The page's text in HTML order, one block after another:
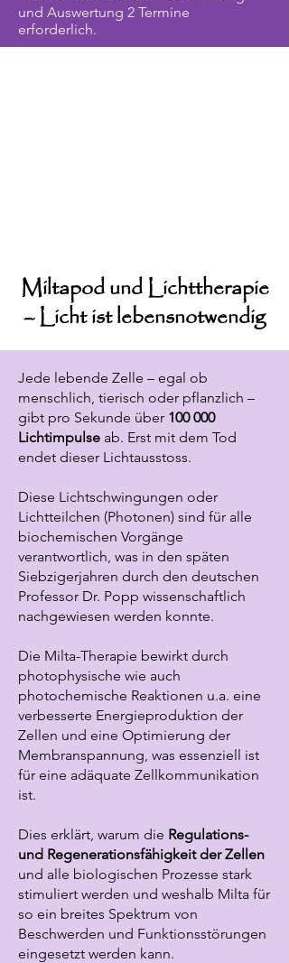
und Auswertung 2 Termine
erforderlich.
Miltapod und Lichttherapie
– Licht ist lebensnotwendig
Jede lebende Zelle – egal ob
menschlich, tierisch oder pflanzlich –
gibt pro Sekunde über 100 000
Lichtimpulse ab. Erst mit dem Tod
endet dieser Lichtausstoss.
Diese Lichtschwingungen oder
Lichtteilchen (Photonen) sind für alle
biochemischen Vorgänge
verantwortlich, was in den späten
Siebzigerjahren durch den deutschen
Professor Dr. Popp wissenschaftlich
nachgewiesen werden konnte.
Die Milta-Therapie bewirkt durch
photophysische wie auch
photochemische Reaktionen u.a. eine
verbesserte Energieproduktion der
Zellen und eine Optimierung der
Membranspannung, was essenziell ist
für eine adäquate Zellkommunikation
ist.
Dies erklärt, warum die Regulations-
und Regenerationsfähigkeit der Zellen
und alle biologischen Prozesse stark
stimuliert werden und weshalb Milta für
so ein breites Spektrum von
Beschwerden und Funktionsstörungen
eingesetzt werden kann.